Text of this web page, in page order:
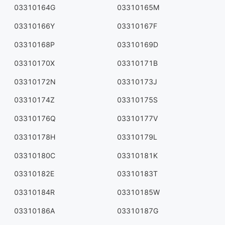
03310164G 03310165M
03310166Y 03310167F
03310168P 03310169D
03310170X 03310171B
03310172N 03310173J
03310174Z 03310175S
03310176Q 03310177V
03310178H 03310179L
03310180C 03310181K
03310182E 03310183T
03310184R 03310185W
03310186A 03310187G